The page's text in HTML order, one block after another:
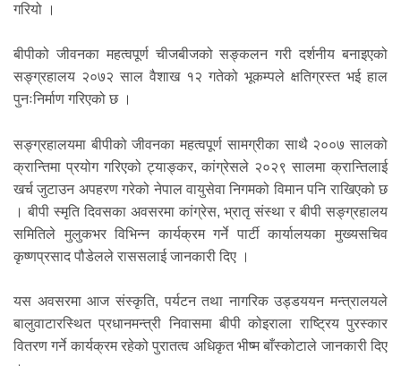
गरियो ।
बीपीको जीवनका महत्वपूर्ण चीजबीजको सङ्कलन गरी दर्शनीय बनाइएको
सङ्ग्रहालय २०७२ साल वैशाख १२ गतेको भूकम्पले क्षतिग्रस्त भई हाल
पुनःनिर्माण गरिएको छ ।
सङ्ग्रहालयमा बीपीको जीवनका महत्वपूर्ण सामग्रीका साथै २००७ सालको
क्रान्तिमा प्रयोग गरिएको ट्याङ्कर, कांग्रेसले २०२९ सालमा क्रान्तिलाई
खर्च जुटाउन अपहरण गरेको नेपाल वायुसेवा निगमको विमान पनि राखिएको छ
। बीपी स्मृति दिवसका अवसरमा कांग्रेस, भ्रातृ संस्था र बीपी सङ्ग्रहालय
समितिले मुलुकभर विभिन्न कार्यक्रम गर्ने पार्टी कार्यालयका मुख्यसचिव
कृष्णप्रसाद पौडेलले राससलाई जानकारी दिए ।
यस अवसरमा आज संस्कृति, पर्यटन तथा नागरिक उड्डययन मन्त्रालयले
बालुवाटारस्थित प्रधानमन्त्री निवासमा बीपी कोइराला राष्ट्रिय पुरस्कार
वितरण गर्ने कार्यक्रम रहेको पुरातत्व अधिकृत भीष्म बाँस्कोटाले जानकारी दिए